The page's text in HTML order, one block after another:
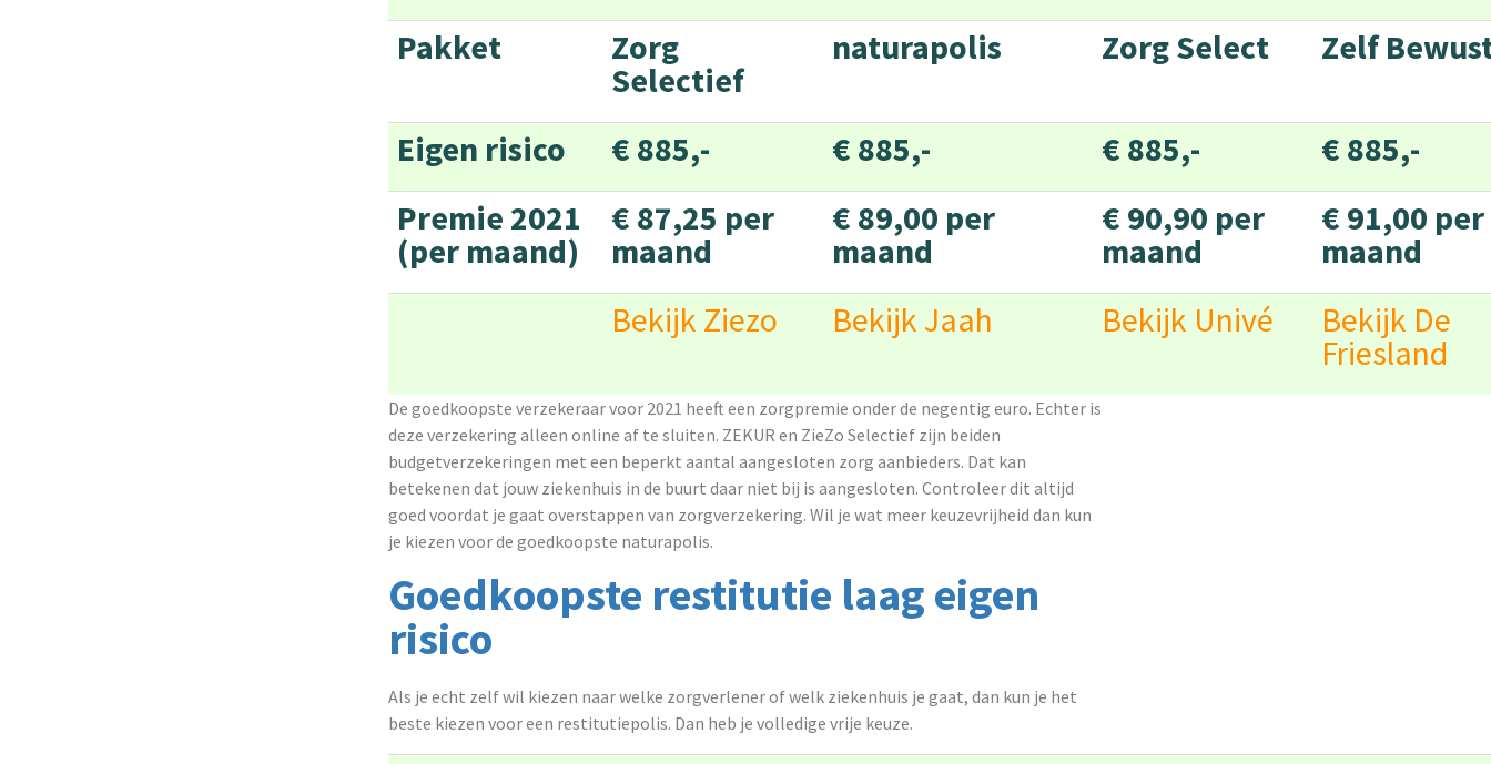
Pakket Zorg
Selectief
naturapolis Zorg Select Zelf
Eigen risico € 885,- € 885,- € 885,-
€ 885,-
Premie 2021
(per maand)
€ 87,25 per
maand
€ 89,00 per
maand
€ 90,90 per
maand
€ 91,00 per
maand
Bekijk Ziezo
Bekijk Jaah Bekijk Univé Bekijk De
Friesland
De goedkoopste verzekeraar voor 2021 heeft een zorgpremie onder de negentig euro. Echter is
deze verzekering alleen online af te sluiten. ZEKUR en ZieZo Selectief zijn beiden
budgetverzekeringen met een beperkt aantal aangesloten zorg aanbieders. Dat kan
betekenen dat jouw ziekenhuis in de buurt daar niet bij is aangesloten. Controleer dit altijd
goed voordat je gaat overstappen van zorgverzekering. Wil je wat meer keuzevrijheid dan kun
je kiezen voor de goedkoopste naturapolis.
Goedkoopste restitutie laag eigen
risico
Als je echt zelf wil kiezen naar welke zorgverlener of welk ziekenhuis je gaat, dan kun je het
beste kiezen voor een restitutiepolis. Dan heb je volledige vrije keuze.